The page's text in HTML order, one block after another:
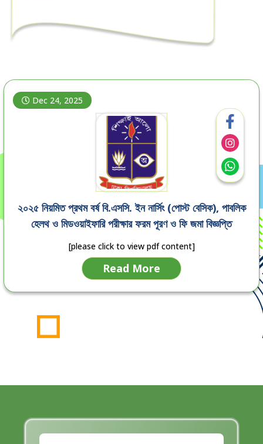
Dec 24, 2025
২০২৫ নিয়মিত প্রথম বর্ষ বি.এসসি. ইন নার্সিং (পোস্ট বেসিক), পাবলিক
হেলথ ও মিডওয়াইফারি পরীক্ষার ফরম পূরণ ও ফি জমা বিজ্ঞপ্তি
[please click to view pdf content]
Read More